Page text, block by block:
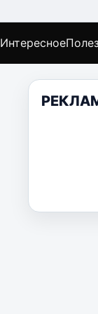
Интересное